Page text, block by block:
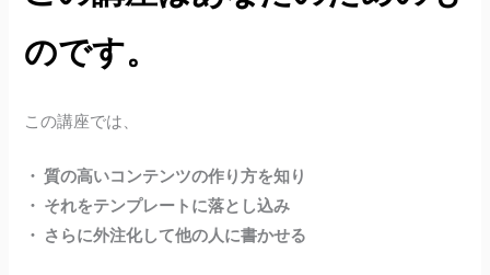
のです。
この講座では、
・ 質の高いコンテンツの作り方を知り
・ それをテンプレートに落とし込み
・ さらに外注化して他の人に書かせる